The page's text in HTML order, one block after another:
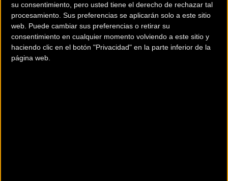
su consentimiento, pero usted tiene el derecho de rechazar tal
procesamiento. Sus preferencias se aplicarán solo a este sitio
web. Puede cambiar sus preferencias o retirar su
consentimiento en cualquier momento volviendo a este sitio y
haciendo clic en el botón "Privacidad" en la parte inferior de la
página web.
Comercios Bz Premium
ESCAPA BARCELONA NORD